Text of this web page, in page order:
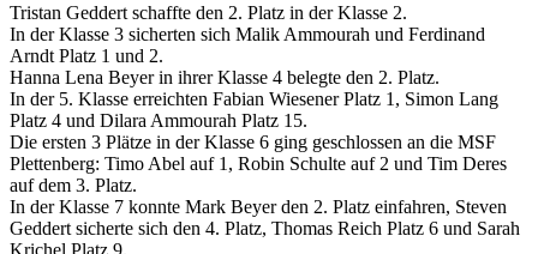
Tristan Geddert schaffte den 2. Platz in der Klasse 2.
In der Klasse 3 sicherten sich Malik Ammourah und Ferdinand
Arndt Platz 1 und 2.
Hanna Lena Beyer in ihrer Klasse 4 belegte den 2. Platz.
In der 5. Klasse erreichten Fabian Wiesener Platz 1, Simon Lang
Platz 4 und Dilara Ammourah Platz 15.
Die ersten 3 Plätze in der Klasse 6 ging geschlossen an die MSF
Plettenberg: Timo Abel auf 1, Robin Schulte auf 2 und Tim Deres
auf dem 3. Platz.
In der Klasse 7 konnte Mark Beyer den 2. Platz einfahren, Steven
Geddert sicherte sich den 4. Platz, Thomas Reich Platz 6 und Sarah
Krichel Platz 9.